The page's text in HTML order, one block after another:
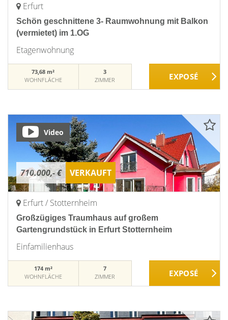
Erfurt
Schön geschnittene 3- Raumwohnung mit Balkon
(vermietet) im 1.OG
Etagenwohnung
73,68 m²
WOHNFLÄCHE
3
ZIMMER
710.000,- € VERKAUFT
Video
Erfurt / Stotternheim
Großzügiges Traumhaus auf großem
Gartengrundstück in Erfurt Stotternheim
Einfamilienhaus
174 m²
WOHNFLÄCHE
7
ZIMMER